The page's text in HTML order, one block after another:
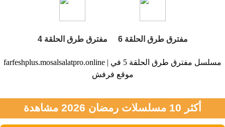
مفترق طرق الحلقة 6 مفترق طرق الحلقة 4
farfeshplus.mosalsalatpro.online | مسلسل مفترق طرق الحلقة 5 في
موقع فرفش
أكثر 10 مسلسلات رمضان 2026 مشاهدة